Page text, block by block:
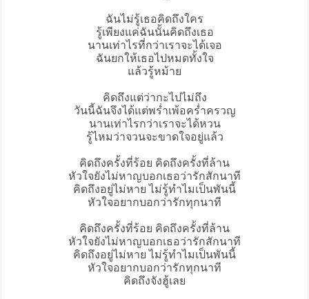
ฉันไม่รู้เธอคิดถึงใคร
รู้เพียงแค่ฉันนั้นคิดถึงเธอ
นานเท่าไรที่กว่าเราจะได้เจอ
ฉันยกให้เธอไปหมดทั้งใจ
แล้วรู้หม้าย
คิดถึงแต่ว่ากะไปไม่ถึง
วันนี้ฉันจึงได้แต่พร่ำเพ้อคร่ำครวญ
นานเท่าไรกว่าเราจะได้หวน
รู้ไหมว่าจวนจะขาดใจอยู่แล้ว
คิดถึงครั้งที่ร้อย คิดถึงครั้งที่ล้าน
หัวใจยังไม่หาญบอกเธอว่ารักสักนาที
คิดถึงอยู่ไม่หาย ไม่รู้ทำไมเป็นพันนี้
หัวใจอยากบอกว่ารักทุกนาที
คิดถึงครั้งที่ร้อย คิดถึงครั้งที่ล้าน
หัวใจยังไม่หาญบอกเธอว่ารักสักนาที
คิดถึงอยู่ไม่หาย ไม่รู้ทำไมเป็นพันนี้
หัวใจอยากบอกว่ารักทุกนาที
คิดถึงจังฮู้เลย